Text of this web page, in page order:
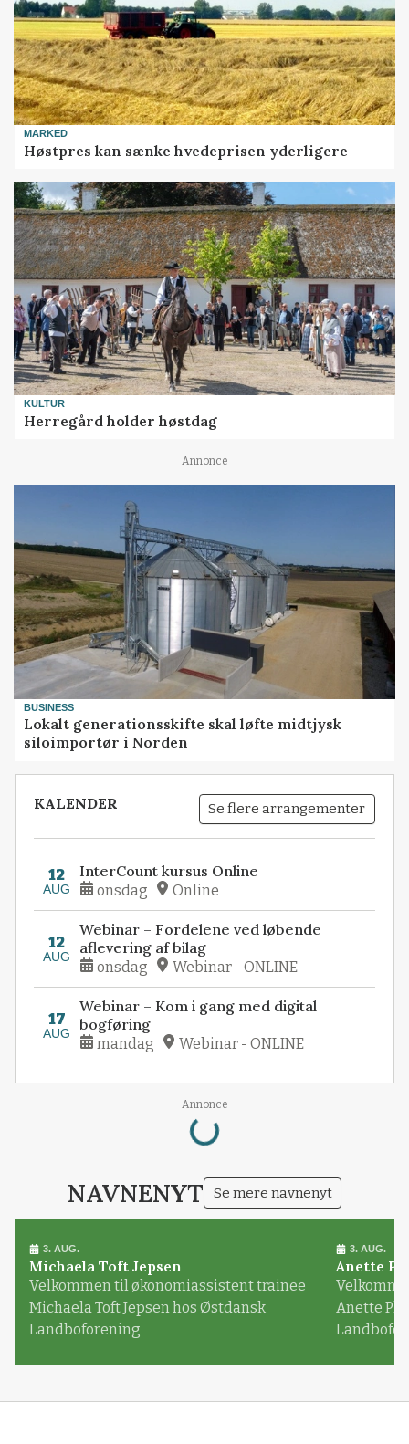
MARKED
Høstpres kan sænke hvedeprisen yderligere
KULTUR
Herregård holder høstdag
Annonce
BUSINESS
Lokalt generationsskifte skal løfte midtjysk
siloimportør i Norden
KALENDER Se flere arrangementer
12
AUG
InterCount kursus Online
onsdag Online
12
AUG
Webinar – Fordelene ved løbende
aflevering af bilag
onsdag Webinar - ONLINE
17
AUG
Webinar – Kom i gang med digital
bogføring
mandag Webinar - ONLINE
Annonce
Loading...
NAVNENYT Se mere navnenyt
3. AUG.
Michaela Toft Jepsen
Velkommen til økonomiassistent trainee
Michaela Toft Jepsen hos Østdansk
Landboforening
3. AUG.
Anette
Anette